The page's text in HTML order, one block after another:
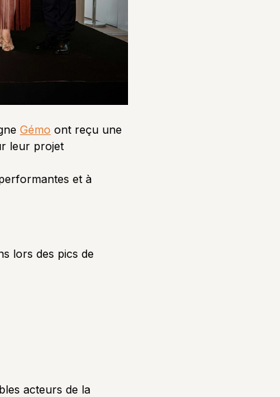
Gémo ont reçu une
leur projet
et à
lors des pics de
acteurs de la